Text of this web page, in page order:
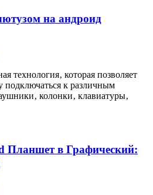
на андроид
технология‚ которая позволяет
к различным
колонки‚ клавиатуры‚
Планшет в Графический: